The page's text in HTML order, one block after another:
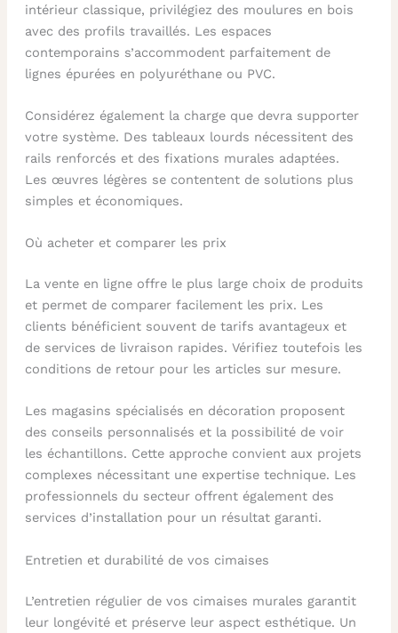
intérieur classique, privilégiez des moulures en bois
avec des profils travaillés. Les espaces
contemporains s’accommodent parfaitement de
lignes épurées en polyuréthane ou PVC.
Considérez également la charge que devra supporter
votre système. Des tableaux lourds nécessitent des
rails renforcés et des fixations murales adaptées.
Les œuvres légères se contentent de solutions plus
simples et économiques.
Où acheter et comparer les prix
La vente en ligne offre le plus large choix de produits
et permet de comparer facilement les prix. Les
clients bénéficient souvent de tarifs avantageux et
de services de livraison rapides. Vérifiez toutefois les
conditions de retour pour les articles sur mesure.
Les magasins spécialisés en décoration proposent
des conseils personnalisés et la possibilité de voir
les échantillons. Cette approche convient aux projets
complexes nécessitant une expertise technique. Les
professionnels du secteur offrent également des
services d’installation pour un résultat garanti.
Entretien et durabilité de vos cimaises
L’entretien régulier de vos cimaises murales garantit
leur longévité et préserve leur aspect esthétique. Un